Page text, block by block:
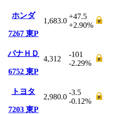
ホンダ
7267 東P
1,683.0
+47.5
+2.90%
パナＨＤ
6752 東P
4,312
-101
-2.29%
トヨタ
7203 東P
2,980.0
-3.5
-0.12%